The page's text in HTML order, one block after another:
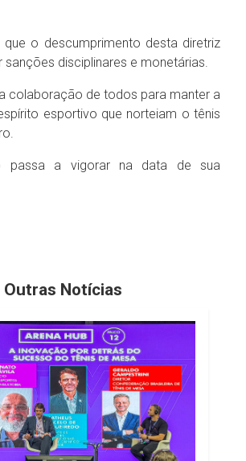
que o descumprimento desta diretriz
sanções disciplinares e monetárias.
colaboração de todos para manter a
esportivo que norteiam o tênis
passa a vigorar na data de sua
Outras Notícias